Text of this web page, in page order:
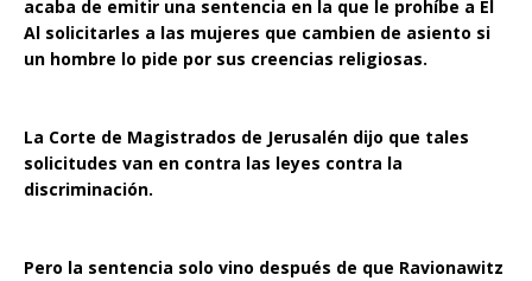
acaba de emitir una sentencia en la que le prohíbe a El
Al solicitarles a las mujeres que cambien de asiento si
un hombre lo pide por sus creencias religiosas.
La Corte de Magistrados de Jerusalén dijo que tales
solicitudes van en contra las leyes contra la
discriminación.
Pero la sentencia solo vino después de que Ravionawitz